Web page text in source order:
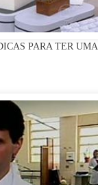
PARA TER UMA